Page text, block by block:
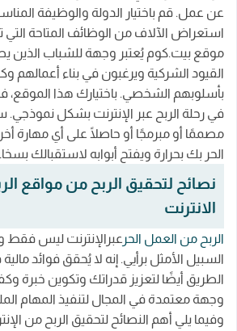
عن عمل. قم باختيار الدولة والوظيفة
استعراض الآلاف من الوظائف المتاحة التي
موقع بيت.كوم يُعتبر وجهة للشباب الذين
القيود الشركية ويرغبون في بناء أعمالهم
بأسلوبهم الشخصي. باختيارك هذا الموقع،
في رحلة الربح عبر الإنترنت بشكل نموذجي.
مصممًا أو مبرمجًا أو حاصلًا على أي مهارة
الحر بك بحرارة ويفتح أبوابه لاستقبالك
نصائح لتحقيق الربح من مواقع
الانترنت
الربح من العمل الحر عبرالإنترنت ليس فقط
السبيل الأمثل برأيي. إنه لا يُحقق فوائد
الطريق أيضًا لتعزيز قدراتك وتكوين خبرة
وجهة معتمدة في المجال لتنفيذ المهام
وفيما يلي أهم النصائح لتحقيق الربح من